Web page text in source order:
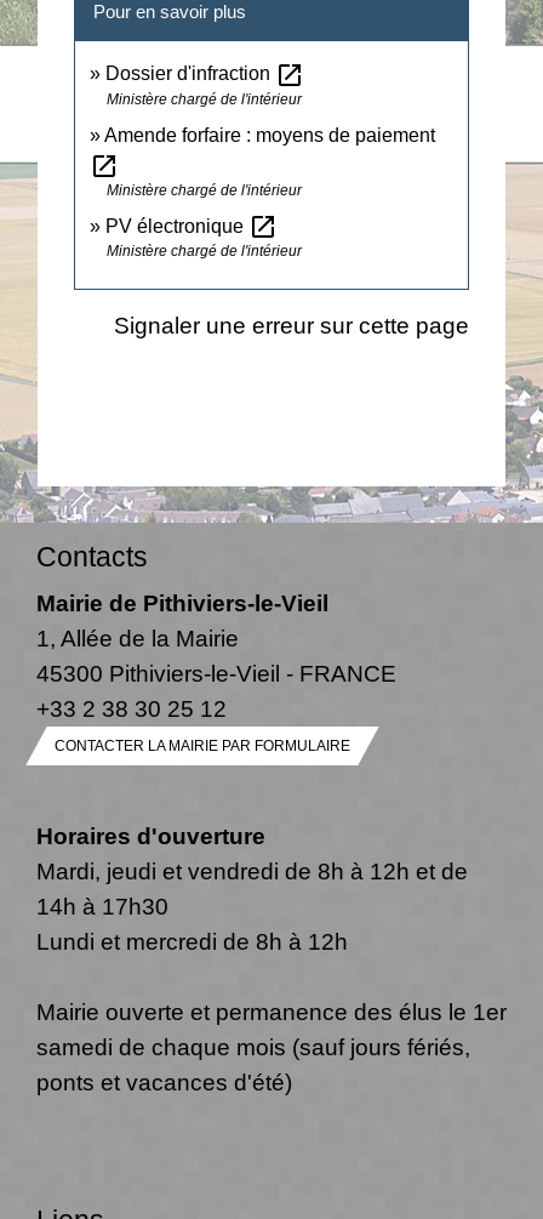
Pour en savoir plus
Dossier d'infraction open_in_new
Ministère chargé de l'intérieur
Amende forfaire : moyens de paiement
open_in_new
Ministère chargé de l'intérieur
PV électronique open_in_new
Ministère chargé de l'intérieur
Signaler une erreur sur cette page
Contacts
Mairie de Pithiviers-le-Vieil
1, Allée de la Mairie
45300 Pithiviers-le-Vieil - FRANCE
+33 2 38 30 25 12
CONTACTER LA MAIRIE PAR FORMULAIRE
Horaires d'ouverture
Mardi, jeudi et vendredi de 8h à 12h et de
14h à 17h30
Lundi et mercredi de 8h à 12h
Mairie ouverte et permanence des élus le 1er
samedi de chaque mois (sauf jours fériés,
ponts et vacances d'été)